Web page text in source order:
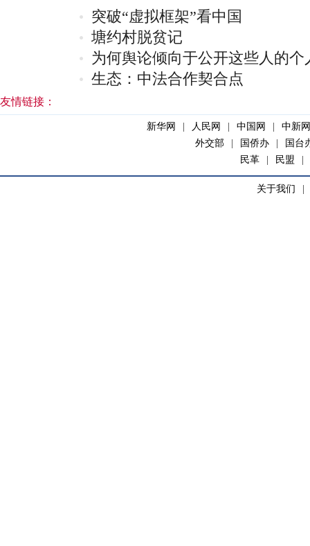
突破“虚拟框架”看中国
塘约村脱贫记
为何舆论倾向于公开这些人的个
生态：中法合作契合点
友情链接：
新华网 人民网 中国网
中新网
外交部
国侨办
国台
民革
民盟
关于我们